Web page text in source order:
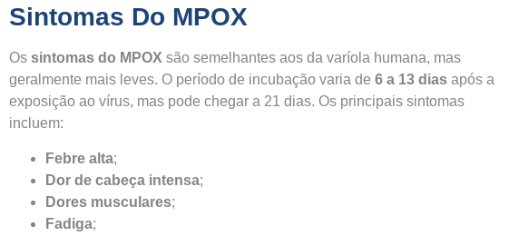
Sintomas Do MPOX
Os sintomas do MPOX são semelhantes aos da varíola humana, mas
geralmente mais leves. O período de incubação varia de 6 a 13 dias após a
exposição ao vírus, mas pode chegar a 21 dias. Os principais sintomas
incluem:
Febre alta;
Dor de cabeça intensa;
Dores musculares;
Fadiga;